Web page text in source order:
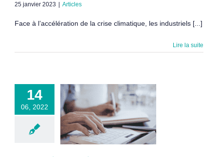
25 janvier 2023 | Articles
Face à l’accélération de la crise climatique, les industriels [...]
Lire la suite
14
06, 2022
sont les
pour les
?